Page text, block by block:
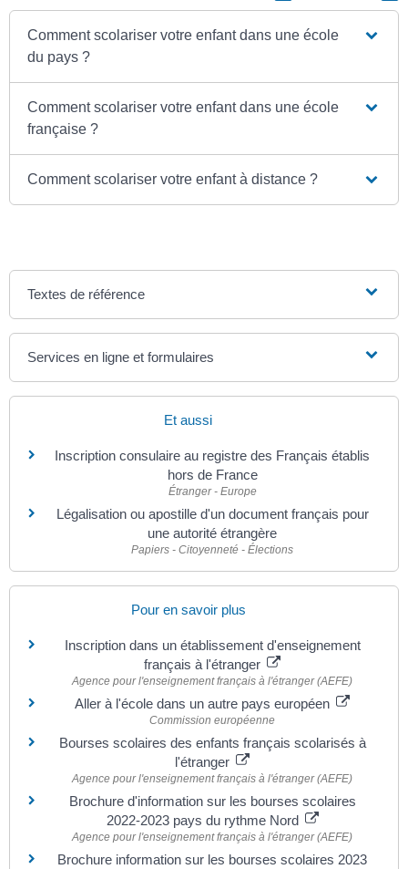
Comment scolariser votre enfant dans une école
du pays ?
Comment scolariser votre enfant dans une école
française ?
Comment scolariser votre enfant à distance ?
Textes de référence
Services en ligne et formulaires
Et aussi
Inscription consulaire au registre des Français établis
hors de France
Étranger - Europe
Légalisation ou apostille d'un document français pour
une autorité étrangère
Papiers - Citoyenneté - Élections
Pour en savoir plus
Inscription dans un établissement d'enseignement
français à l'étranger
Agence pour l'enseignement français à l'étranger (AEFE)
Aller à l'école dans un autre pays européen
Commission européenne
Bourses scolaires des enfants français scolarisés à
l'étranger
Agence pour l'enseignement français à l'étranger (AEFE)
Brochure d'information sur les bourses scolaires
2022-2023 pays du rythme Nord
Agence pour l'enseignement français à l'étranger (AEFE)
Brochure information sur les bourses scolaires 2023